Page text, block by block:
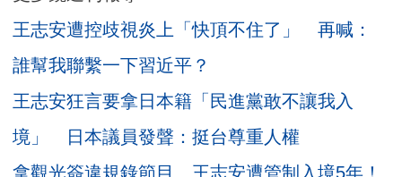
王志安遭控歧視炎上「快頂不住了」 再喊：
誰幫我聯繫一下習近平？
王志安狂言要拿日本籍「民進黨敢不讓我入
境」 日本議員發聲：挺台尊重人權
拿觀光簽違規錄節目 王志安遭管制入境5年！